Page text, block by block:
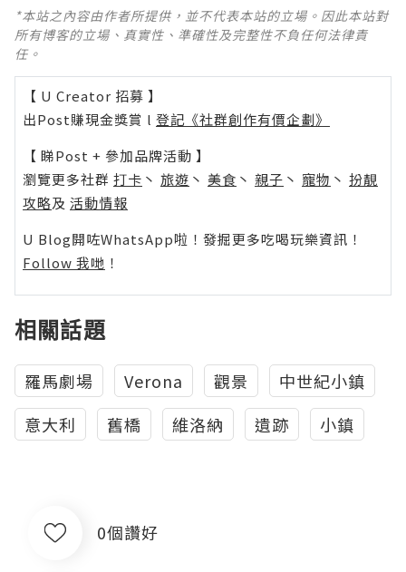
*本站之內容由作者所提供，並不代表本站的立場。因此本站對
所有博客的立場、真實性、準確性及完整性不負任何法律責
任。
【 U Creator 招募 】
出Post賺現金獎賞 l 登記《社群創作有價企劃》
【 睇Post + 參加品牌活動 】
瀏覽更多社群 打卡 丶 旅遊 丶 美食 丶 親子 丶 寵物 丶 扮靚
攻略及 活動情報
U Blog開咗WhatsApp啦！發掘更多吃喝玩樂資訊！
Follow 我哋 ！
相關話題
羅馬劇場 Verona 觀景
中世紀小鎮
意大利
舊橋 維洛納 遺跡 小鎮
0個讚好